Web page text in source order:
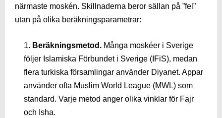
närmaste moskén. Skillnaderna beror sällan på ”fel”
utan på olika beräkningsparametrar:
Beräkningsmetod. Många moskéer i Sverige
följer Islamiska Förbundet i Sverige (IFiS), medan
flera turkiska församlingar använder Diyanet. Appar
använder ofta Muslim World League (MWL) som
standard. Varje metod anger olika vinklar för Fajr
och Isha.